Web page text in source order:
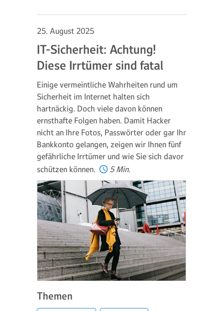
25. August 2025
IT-Sicherheit: Achtung!
Diese Irrtümer sind fatal
Einige vermeintliche Wahrheiten rund um
Sicherheit im Internet halten sich
hartnäckig. Doch viele davon können
ernsthafte Folgen haben. Damit Hacker
nicht an Ihre Fotos, Passwörter oder gar Ihr
Bankkonto gelangen, zeigen wir Ihnen fünf
gefährliche Irrtümer und wie Sie sich davor
schützen können.
5 Min.
Themen